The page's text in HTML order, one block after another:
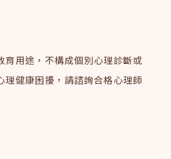
育用途，不構成個別心理診斷或
理健康困擾，請諮詢合格心理師